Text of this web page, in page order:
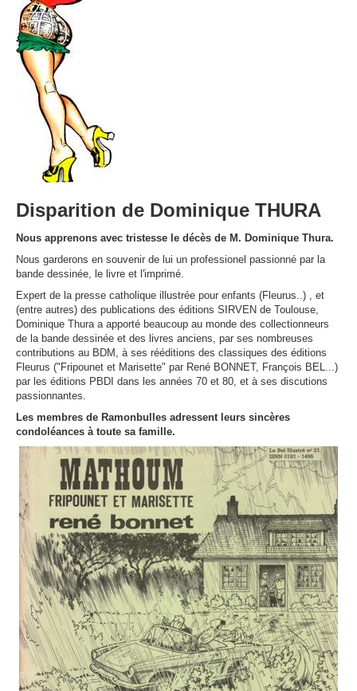
Disparition de Dominique THURA
Nous apprenons avec tristesse le décès de M. Dominique Thura.
Nous garderons en souvenir de lui un professionel passionné par la
bande dessinée, le livre et l'imprimé.
Expert de la presse catholique illustrée pour enfants (Fleurus..) , et
(entre autres) des publications des éditions SIRVEN de Toulouse,
Dominique Thura a apporté beaucoup au monde des collectionneurs
de la bande dessinée et des livres anciens, par ses nombreuses
contributions au BDM, à ses rééditions des classiques des éditions
Fleurus ("Fripounet et Marisette" par René BONNET, François BEL...)
par les éditions PBDI dans les années 70 et 80, et à ses discutions
passionnantes.
Les membres de Ramonbulles adressent leurs sincères
condoléances à toute sa famille.